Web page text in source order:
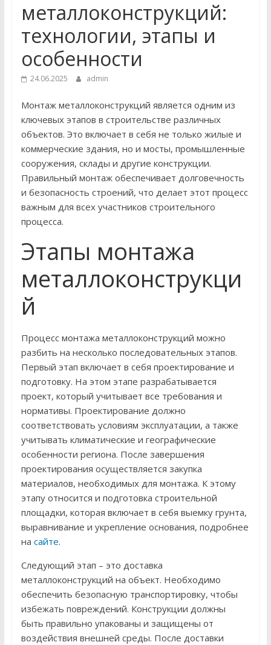
металлоконструкций:
технологии, этапы и
особенности
24.06.2025 admin
Монтаж металлоконструкций является одним из
ключевых этапов в строительстве различных
объектов. Это включает в себя не только жилые и
коммерческие здания, но и мосты, промышленные
сооружения, склады и другие конструкции.
Правильный монтаж обеспечивает долговечность
и безопасность строений, что делает этот процесс
важным для всех участников строительного
процесса.
Этапы монтажа
металлоконструкци
й
Процесс монтажа металлоконструкций можно
разбить на несколько последовательных этапов.
Первый этап включает в себя проектирование и
подготовку. На этом этапе разрабатывается
проект, который учитывает все требования и
нормативы. Проектирование должно
соответствовать условиям эксплуатации, а также
учитывать климатические и географические
особенности региона. После завершения
проектирования осуществляется закупка
материалов, необходимых для монтажа. К этому
этапу относится и подготовка строительной
площадки, которая включает в себя выемку грунта,
выравнивание и укрепление основания, подробнее
на сайте.
Следующий этап – это доставка
металлоконструкций на объект. Необходимо
обеспечить безопасную транспортировку, чтобы
избежать повреждений. Конструкции должны
быть правильно упакованы и защищены от
воздействия внешней среды. После доставки